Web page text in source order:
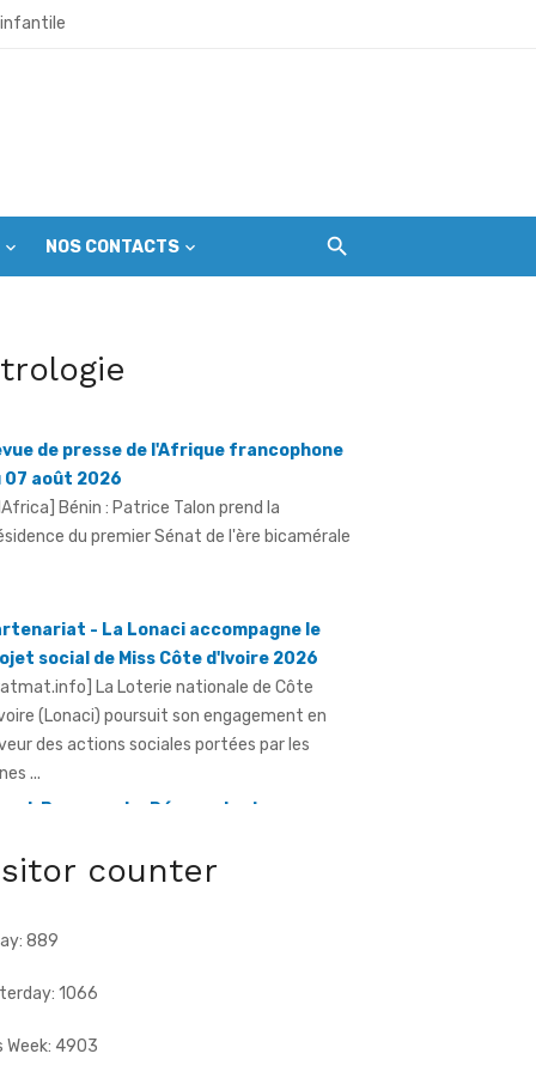
citoyens
mondial en péril
NOS CONTACTS
07 août 2026
Bénin : Patrice Talon prend la
du premier Sénat de l'ère bicamérale
social de Miss Côte d'Ivoire 2026
La Loterie nationale de Côte
(Lonaci) poursuit son engagement en
des actions sociales portées par les
...
Bassam - Le Réseau des jeunes
du Sud-Comoé offre du matériel
Le Réseau des jeunes cadres du
counter
889
1066
Week: 4903